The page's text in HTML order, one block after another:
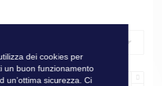
dei cookies per
un buon funzionamento
un’ottima sicurezza. Ci